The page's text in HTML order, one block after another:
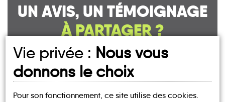
UN AVIS, UN TÉMOIGNAGE
À PARTAGER ?
CONTACTEZ-NOUS !
Vie privée : Nous vous
donnons le choix
Pour son fonctionnement, ce site utilise des cookies.